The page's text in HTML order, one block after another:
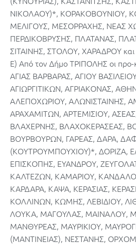
ΝΙΚΟΛΑΟΥ)*, ΚΟΡΑΚΟΒΟΥΝΙΟΥ,
ΜΕΛΙΓΟΥΣ, ΜΕΣΟΡΡΑΧΗΣ, ΝΕΑΣ
ΠΕΡΔΙΚΟΒΡΥΣΗΣ, ΠΛΑΤΑΝΑΣ,
ΣΙΤΑΙΝΗΣ, ΣΤΟΛΟΥ, ΧΑΡΑΔΡΟΥ
Ε) Από τον Δήμο ΤΡΙΠΟΛΗΣ οι προ-
ΑΓΙΑΣ ΒΑΡΒΑΡΑΣ, ΑΓΙΟΥ
ΑΓΙΩΡΓΙΤΙΚΩΝ, ΑΓΡΙΑΚΟΝΑΣ,
ΑΛΕΠΟΧΩΡΙΟΥ, ΑΛΩΝΙΣΤΑΙΝΗΣ,
ΑΡΑΧΑΜΙΤΩΝ, ΑΡΤΕΜΙΣΙΟΥ,
ΒΛΑΧΕΡΝΗΣ, ΒΛΑΧΟΚΕΡΑΣΕΑΣ,
ΒΟΥΡΒΟΥΡΩΝ, ΓΑΡΕΑΣ, ΔΑΡΑ,
(ΚΟΥΤΡΟΥΜΠΟΥΧΙΟΥ)*, ΔΟΡΙΖΑ,
ΕΠΙΣΚΟΠΗΣ, ΕΥΑΝΔΡΟΥ,
ΚΑΛΤΕΖΩΝ, ΚΑΜΑΡΙΟΥ,
ΚΑΡΔΑΡΑ, ΚΑΨΑ, ΚΕΡΑΣΙΑΣ,
ΚΟΛΛΙΝΩΝ, ΚΩΜΗΣ, ΛΕΒΙΔΙΟΥ,
ΛΟΥΚΑ, ΜΑΓΟΥΛΑΣ, ΜΑΙΝΑΛΟΥ,
ΜΑΝΘΥΡΕΑΣ, ΜΑΥΡΙΚΙΟΥ,
(ΜΑΝΤΙΝΕΙΑΣ), ΝΕΣΤΑΝΗΣ,